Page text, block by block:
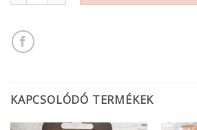
KAPCSOLÓDÓ TERMÉKEK